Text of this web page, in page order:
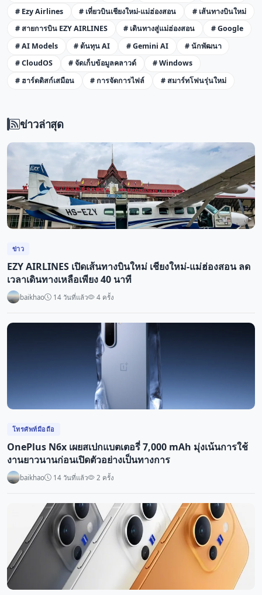
# Ezy Airlines
# เที่ยวบินเชียงใหม่-แม่ฮ่องสอน
# เส้นทางบินใหม่
# สายการบิน EZY AIRLINES
# เดินทางสู่แม่ฮ่องสอน
# Google
# AI Models
# ต้นทุน AI # Gemini AI
# นักพัฒนา
# CloudOS
# จัดเก็บข้อมูลคลาวด์
# Windows
# ฮาร์ดดิสก์เสมือน
# การจัดการไฟล์ # สมาร์ทโฟนรุ่นใหม่
ข่าวล่าสุด
ข่าว
EZY AIRLINES เปิดเส้นทางบินใหม่ เชียงใหม่-แม่ฮ่องสอน ลด
เวลาเดินทางเหลือเพียง 40 นาที
baikhao 14 วันที่แล้ว 4 ครั้ง
โทรศัพท์มือถือ
OnePlus N6x เผยสเปกแบตเตอรี่ 7,000 mAh มุ่งเน้นการใช้
งานยาวนานก่อนเปิดตัวอย่างเป็นทางการ
baikhao 14 วันที่แล้ว 2 ครั้ง